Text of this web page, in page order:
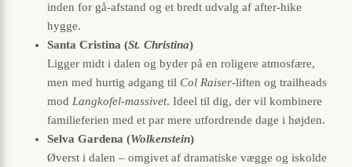
inden for gå-afstand og et bredt udvalg af after-hike
hygge.
Santa Cristina (St. Christina)
Ligger midt i dalen og byder på en roligere atmosfære,
men med hurtig adgang til Col Raiser-liften og trailheads
mod Langkofel-massivet. Ideel til dig, der vil kombinere
familieferien med et par mere utfordrende dage i højden.
Selva Gardena (Wolkenstein)
Øverst i dalen – omgivet af dramatiske vægge og iskolde